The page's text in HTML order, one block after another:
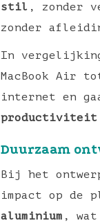
stil , zonder
zonder
In
MacBook Air
internet en
productiviteit
Duurzaam
Bij het
impact op de
aluminium , wat